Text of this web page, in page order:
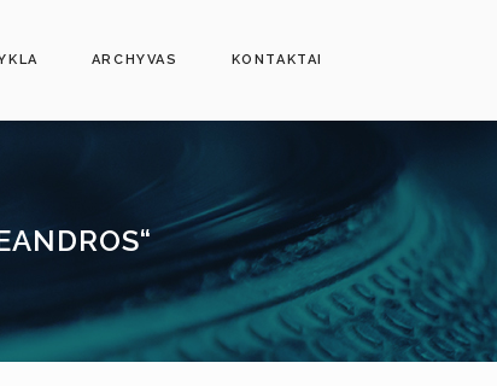
ARCHYVAS KONTAKTAI